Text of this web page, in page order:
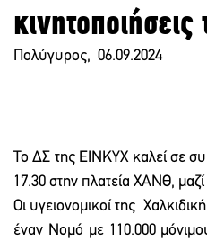
Πολύγυρος,  06.09.2024
Το ΔΣ της ΕΙΝΚΥΧ καλεί σε
17.30 στην πλατεία ΧΑΝΘ,
Οι υγειονομικοί της
έναν Νομό με 110.000